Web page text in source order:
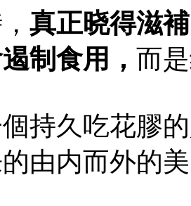
真正晓得滋
制食用， 而
持久吃花膠
由内而外的